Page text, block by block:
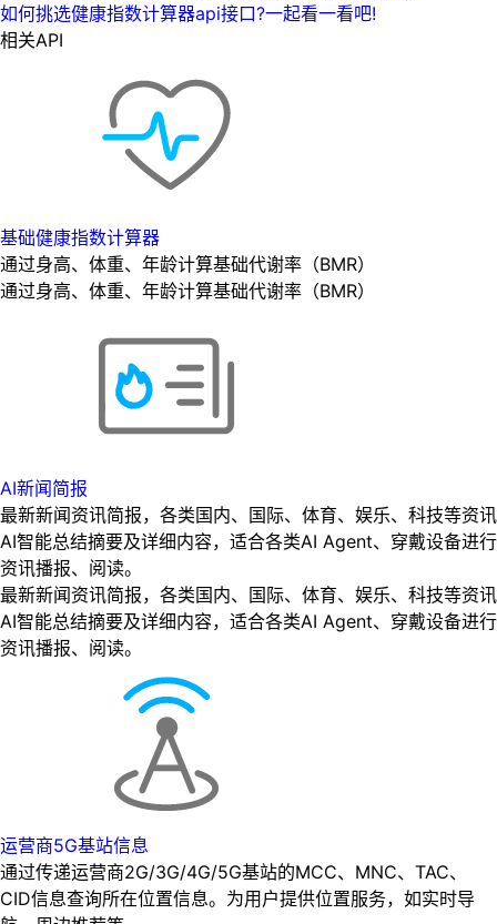
如何挑选健康指数计算器api接口?一起看一看吧!
相关API
基础健康指数计算器
通过身高、体重、年龄计算基础代谢率（BMR）
通过身高、体重、年龄计算基础代谢率（BMR）
AI新闻简报
最新新闻资讯简报，各类国内、国际、体育、娱乐、科技等资讯
AI智能总结摘要及详细内容，适合各类AI Agent、穿戴设备进行
资讯播报、阅读。
最新新闻资讯简报，各类国内、国际、体育、娱乐、科技等资讯
AI智能总结摘要及详细内容，适合各类AI Agent、穿戴设备进行
资讯播报、阅读。
运营商5G基站信息
通过传递运营商2G/3G/4G/5G基站的MCC、MNC、TAC、
CID信息查询所在位置信息。为用户提供位置服务，如实时导